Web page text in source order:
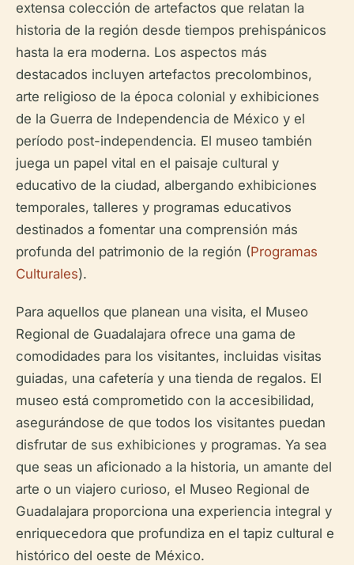
extensa colección de artefactos que relatan la
historia de la región desde tiempos prehispánicos
hasta la era moderna. Los aspectos más
destacados incluyen artefactos precolombinos,
arte religioso de la época colonial y exhibiciones
de la Guerra de Independencia de México y el
período post-independencia. El museo también
juega un papel vital en el paisaje cultural y
educativo de la ciudad, albergando exhibiciones
temporales, talleres y programas educativos
destinados a fomentar una comprensión más
profunda del patrimonio de la región (Programas
Culturales).
Para aquellos que planean una visita, el Museo
Regional de Guadalajara ofrece una gama de
comodidades para los visitantes, incluidas visitas
guiadas, una cafetería y una tienda de regalos. El
museo está comprometido con la accesibilidad,
asegurándose de que todos los visitantes puedan
disfrutar de sus exhibiciones y programas. Ya sea
que seas un aficionado a la historia, un amante del
arte o un viajero curioso, el Museo Regional de
Guadalajara proporciona una experiencia integral y
enriquecedora que profundiza en el tapiz cultural e
histórico del oeste de México.